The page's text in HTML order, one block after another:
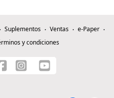
Suplementos Ventas
e-Paper
y condiciones